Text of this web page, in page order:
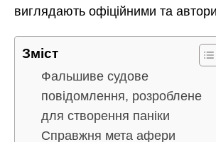
виглядають офіційними та
Зміст
Фальшиве судове
повідомлення, розроблене
для створення паніки
Справжня мета афери